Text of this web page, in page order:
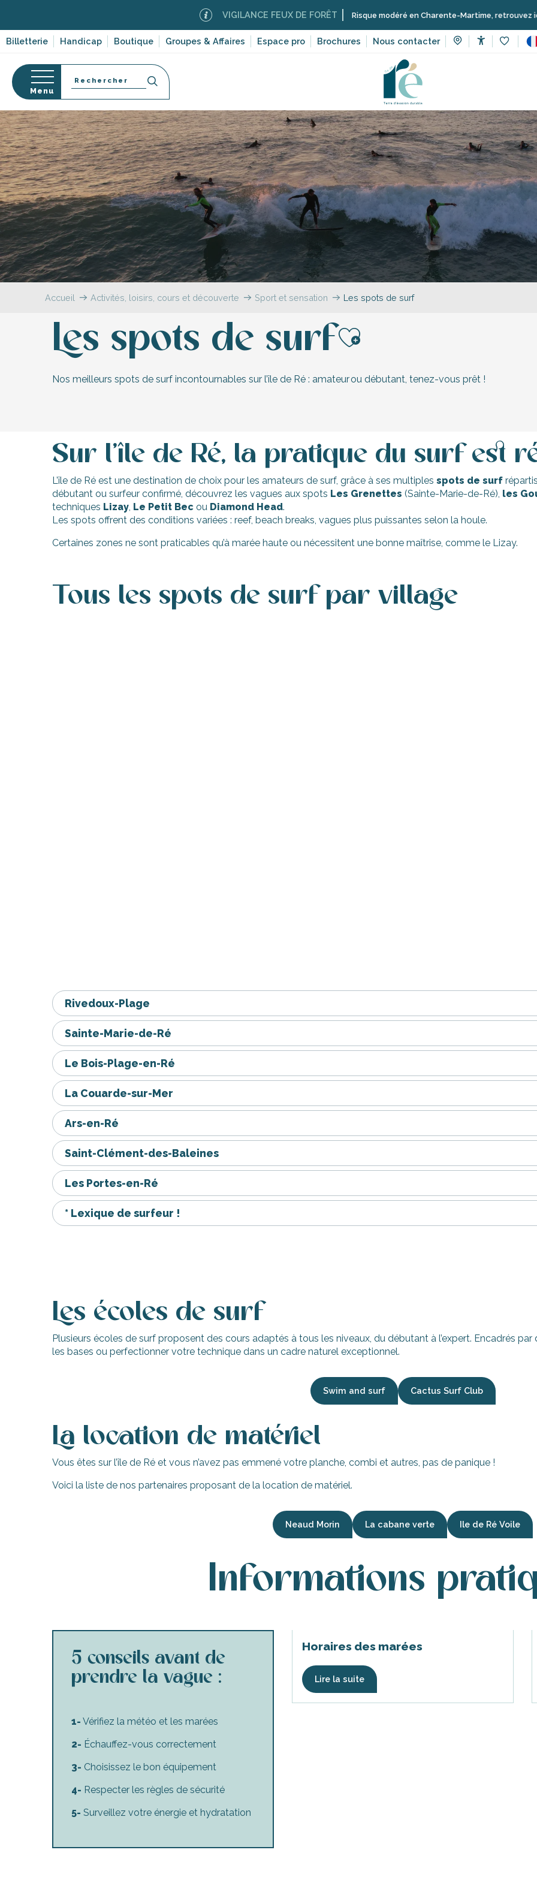
contenu
Billetterie Handicap Boutique Groupes & Affaires Espace pro Brochures Nous contacter
VIGILANCE FEUX DE FORÊT Risque modéré en Charente-Martime, retrouvez ici les
sur-
Portes-en-Ré
Plage
Marie-de-Ré
Menu
Recherche
Accueil Activités, loisirs, cours et découverte Sport et sensation Les spots de surf
Les spots de surf
Nos meilleurs spots de surf incontournables sur l’île de Ré : amateur ou débutant, tenez-vous prêt !
Sur l’île de Ré, la pratique du surf est
L’île de Ré est une destination de choix pour les amateurs de surf, grâce à ses multiples spots de surf
débutant ou surfeur confirmé, découvrez les vagues aux spots Les Grenettes (Sainte-Marie-de-Ré), les
techniques Lizay, Le Petit Bec ou Diamond Head.
Les spots offrent des conditions variées : reef, beach breaks, vagues plus puissantes selon la houle.
Certaines zones ne sont praticables qu’à marée haute ou nécessitent une bonne maîtrise, comme le Lizay.
Tous les spots de surf par village
Rivedoux-Plage
Sainte-Marie-de-Ré
Le Bois-Plage-en-Ré
La Couarde-sur-Mer
Ars-en-Ré
Saint-Clément-des-Baleines
Les Portes-en-Ré
* Lexique de surfeur !
Les écoles de surf
Plusieurs écoles de surf proposent des cours adaptés à tous les niveaux, du débutant à l’expert. Encadrés
les bases ou perfectionner votre technique dans un cadre naturel exceptionnel.
Swim and surf Cactus Surf Club
La location de matériel
Vous êtes sur l’île de Ré et vous n’avez pas emmené votre planche, combi et autres, pas de panique !
Voici la liste de nos partenaires proposant de la location de matériel.
Neaud Morin La cabane verte Ile de Ré Voile
Informations
5 conseils avant de
prendre la vague :
1- Vérifiez la météo et les marées
2- Échauffez-vous correctement
3- Choisissez le bon équipement
4- Respecter les règles de sécurité
5- Surveillez votre énergie et hydratation
Horaires des marées
Lire la suite